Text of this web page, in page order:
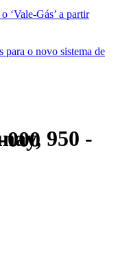
‘Vale-Gás’ a partir
para o novo sistema de
000